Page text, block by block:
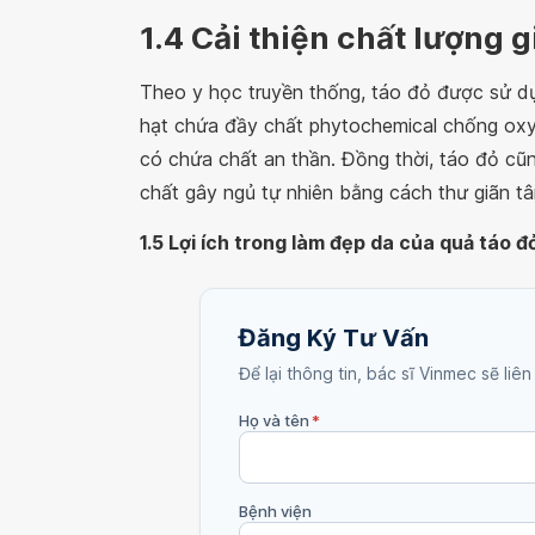
1.4 Cải thiện chất lượng
Theo y học truyền thống, táo đỏ được sử
hạt chứa đầy chất phytochemical chống
có chứa chất an thần. Đồng thời, táo đỏ
chất gây ngủ tự nhiên bằng cách thư giãn
1.5 Lợi ích trong làm đẹp da của quả táo
Đăng Ký Tư Vấn
Để lại thông tin, bác sĩ Vinmec sẽ
Họ và tên*
Bệnh viện